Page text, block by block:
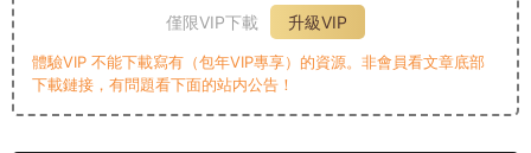
僅限VIP下載
升級VIP
體驗VIP 不能下載寫有（包年VIP專享）的資源。非會員看文章底部
下載鏈接，有問題看下面的站内公告！